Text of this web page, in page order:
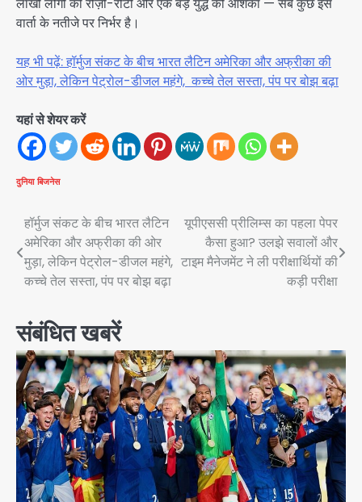
वार्ता के नतीजे पर निर्भर है।
यह भी पढ़ें: हॉर्मुज संकट के बीच भारत लैटिन अमेरिका और अफ्रीका की
ओर मुड़ा, लेकिन पेट्रोल-डीजल महंगे, कच्चे तेल सस्ता, पंप पर बोझ बढ़ा
यहां से शेयर करें
दुनिया बिजनेस
Post
navigation
हॉर्मुज संकट के बीच भारत लैटिन
अमेरिका और अफ्रीका की ओर
मुड़ा, लेकिन पेट्रोल-डीजल महंगे,
कच्चे तेल सस्ता, पंप पर बोझ बढ़ा
यूपीएससी प्रीलिम्स का पहला पेपर
कैसा हुआ? उलझे सवालों और
टाइम मैनेजमेंट ने ली परीक्षार्थियों की
कड़ी परीक्षा
संबंधित खबरें